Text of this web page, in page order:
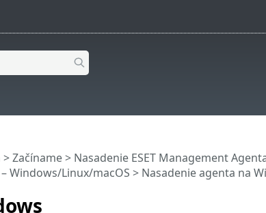
>Začíname> Nasadenie ESET Management
Windows/Linux/macOS > Nasadenie agenta na